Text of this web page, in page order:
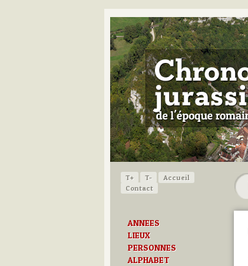
T+ T-
Accueil
Contact
ANNEES
LIEUX
PERSONNES
ALPHABET